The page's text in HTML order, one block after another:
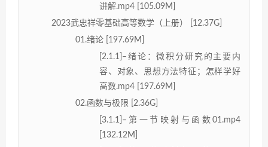
讲解.mp4 [105.09M]
2023武忠祥零基础高等数学（上册） [12.37G]
01.绪论 [197.69M]
[2.1.1]–绪论：微积分研究的主要内
容、对象、思想方法特征；怎样学好
高数.mp4 [197.69M]
02.函数与极限 [2.36G]
[3.1.1]–第一节映射与函数01.mp4
[132.12M]